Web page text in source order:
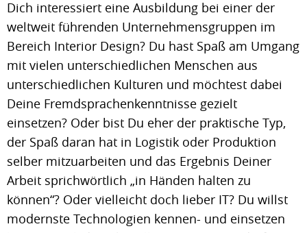
Dich interessiert eine Ausbildung bei einer der
weltweit führenden Unternehmensgruppen im
Bereich Interior Design? Du hast Spaß am Umgang
mit vielen unterschiedlichen Menschen aus
unterschiedlichen Kulturen und möchtest dabei
Deine Fremdsprachenkenntnisse gezielt
einsetzen? Oder bist Du eher der praktische Typ,
der Spaß daran hat in Logistik oder Produktion
selber mitzuarbeiten und das Ergebnis Deiner
Arbeit sprichwörtlich „in Händen halten zu
können“? Oder vielleicht doch lieber IT? Du willst
modernste Technologien kennen- und einsetzen